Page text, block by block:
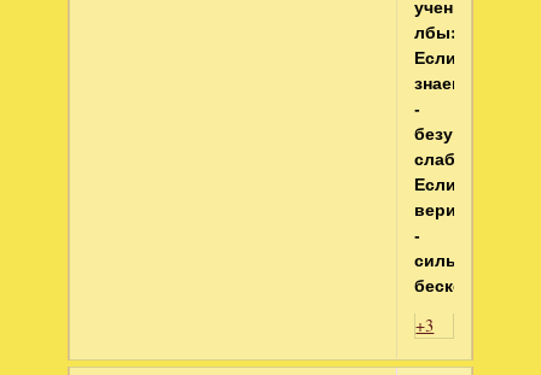
ученые
лбы:
Если
знаем
-
безумно
слабы,
Если
верим
-
сильны
бесконечно!
+3